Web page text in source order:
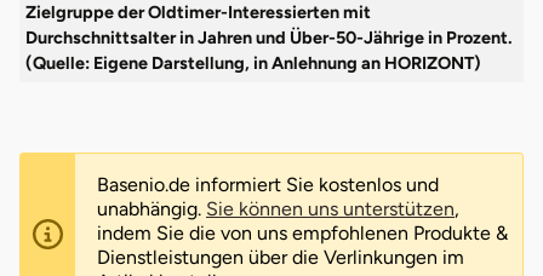
Zielgruppe der Oldtimer-Interessierten mit
Durchschnittsalter in Jahren und Über-50-Jährige in Prozent.
(Quelle: Eigene Darstellung, in Anlehnung an HORIZONT)
Basenio.de informiert Sie kostenlos und
unabhängig. Sie können uns unterstützen,
indem Sie die von uns empfohlenen Produkte &
Dienstleistungen über die Verlinkungen im